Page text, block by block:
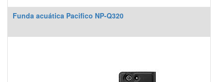
Funda acuática Pacifico NP-Q320